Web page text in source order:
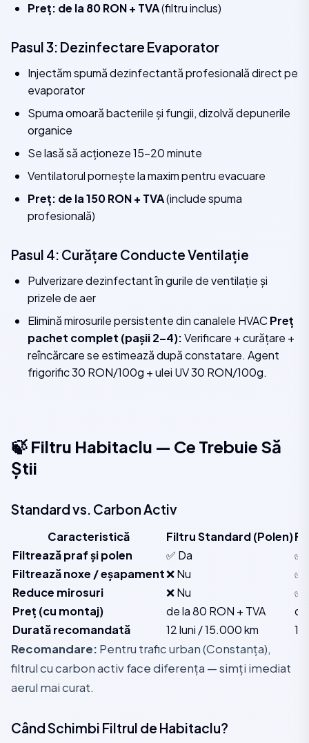
Preț: de la 80 RON + TVA(filtru inclus)
Pasul 3: Dezinfectare Evaporator
Injectăm spumă dezinfectantă profesională direct pe
evaporator
Spuma omoară bacteriile și fungii, dizolvă depunerile
organice
Se lasă să acționeze 15–20 minute
Ventilatorul pornește la maxim pentru evacuare
Preț: de la 150 RON + TVA(include spuma
profesională)
Pasul 4: Curățare Conducte Ventilație
Pulverizare dezinfectant în gurile de ventilație și
prizele de aer
Elimină mirosurile persistente din canalele HVACPreț
pachet complet (pașii 2–4):Verificare + curățare +
reîncărcare se estimează după constatare. Agent
frigorific 30 RON/100g + ulei UV 30 RON/100g.
🍃 Filtru Habitaclu — Ce Trebuie Să
Știi
Standard vs. Carbon Activ
Caracteristică Filtru Standard (Polen)
Filtrează praf și polen
✅ Da
✅
Filtrează noxe / eșapament❌ Nu
✅
Reduce mirosuri
❌ Nu
✅
Preț (cu montaj)
de la 80 RON + TVA
de
Durată recomandată
12 luni / 15.000 km
Recomandare: Pentru trafic urban (Constanța),
filtrul cu carbon activ face diferența — simți imediat
aerul mai curat.
Când Schimbi Filtrul de Habitaclu?